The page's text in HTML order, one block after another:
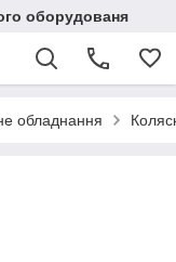
оборудованя
обладнання